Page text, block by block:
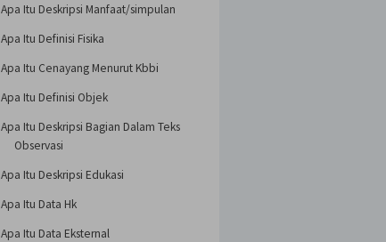
Apa Itu Deskripsi Manfaat/simpulan
Apa Itu Definisi Fisika
Apa Itu Cenayang Menurut Kbbi
Apa Itu Definisi Objek
Apa Itu Deskripsi Bagian Dalam Teks
Observasi
Apa Itu Deskripsi Edukasi
Apa Itu Data Hk
Apa Itu Data Eksternal